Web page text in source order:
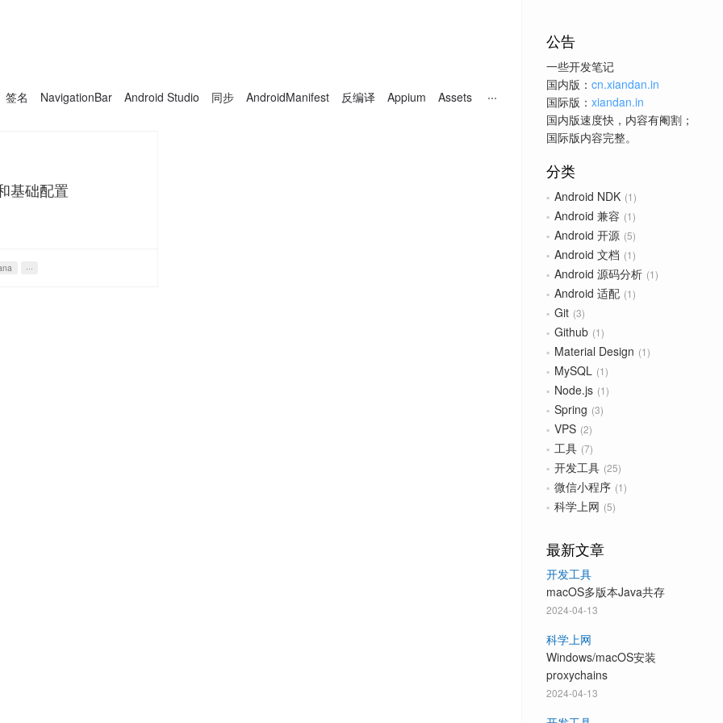
公告
一些开发笔记
国内版： cn.xiandan.in
国际版： xiandan.in
国内版速度快，内容有阉割；
国际版内容完整。
分类
Android NDK 1
Android 兼容 1
Android 开源 5
Android 文档 1
Android 源码分析 1
Android 适配 1
Git 3
Github 1
Material Design 1
MySQL 1
Node.js 1
Spring 3
VPS 2
工具 7
开发工具 25
微信小程序 1
科学上网 5
最新文章
开发工具
macOS多版本Java共存
2024-04-13
科学上网
Windows/macOS安装
proxychains
2024-04-13
签名 NavigationBar Android Studio 同步 AndroidManifest 反编译 Appium Assets
基础配置
···